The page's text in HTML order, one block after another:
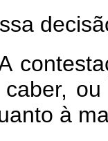
à